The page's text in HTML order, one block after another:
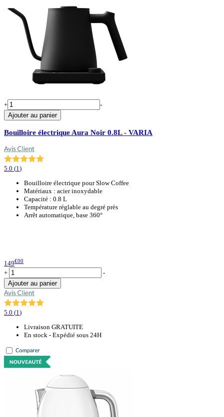
+
-
Ajouter au panier
Bouilloire électrique Aura Noir 0.8L - VARIA
5.0 (1)
Bouilloire électrique pour Slow Coffee
Matériaux : acier inoxydable
Capacité : 0.8 L
Température réglable au degré près
Arrêt automatique, base 360°
149€00
+
-
Ajouter au panier
5.0 (1)
Livraison GRATUITE
En stock - Expédié sous 24H